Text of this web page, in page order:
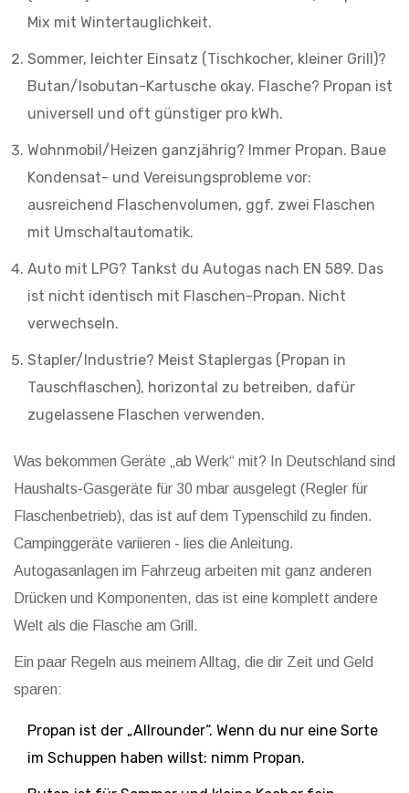
Mix mit Wintertauglichkeit.
Sommer, leichter Einsatz (Tischkocher, kleiner Grill)?
Butan/Isobutan-Kartusche okay. Flasche? Propan ist
universell und oft günstiger pro kWh.
Wohnmobil/Heizen ganzjährig? Immer Propan. Baue
Kondensat- und Vereisungsprobleme vor:
ausreichend Flaschenvolumen, ggf. zwei Flaschen
mit Umschaltautomatik.
Auto mit LPG? Tankst du Autogas nach EN 589. Das
ist nicht identisch mit Flaschen-Propan. Nicht
verwechseln.
Stapler/Industrie? Meist Staplergas (Propan in
Tauschflaschen), horizontal zu betreiben, dafür
zugelassene Flaschen verwenden.
Was bekommen Geräte „ab Werk“ mit? In Deutschland sind
Haushalts-Gasgeräte für 30 mbar ausgelegt (Regler für
Flaschenbetrieb), das ist auf dem Typenschild zu finden.
Campinggeräte variieren - lies die Anleitung.
Autogasanlagen im Fahrzeug arbeiten mit ganz anderen
Drücken und Komponenten, das ist eine komplett andere
Welt als die Flasche am Grill.
Ein paar Regeln aus meinem Alltag, die dir Zeit und Geld
sparen:
Propan ist der „Allrounder“. Wenn du nur eine Sorte
im Schuppen haben willst: nimm Propan.